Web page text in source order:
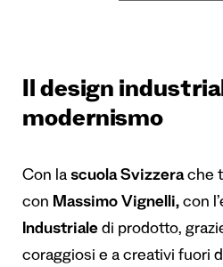
Il design
modernismo
Con la scuola Svizzerache
con Massimo Vignelli, con
Industriale di prodotto,
coraggiosi e a creativi fuori